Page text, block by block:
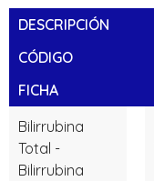
DESCRIPCIÓN
CÓDIGO
FICHA
Bilirrubina
Total -
Bilirrubina